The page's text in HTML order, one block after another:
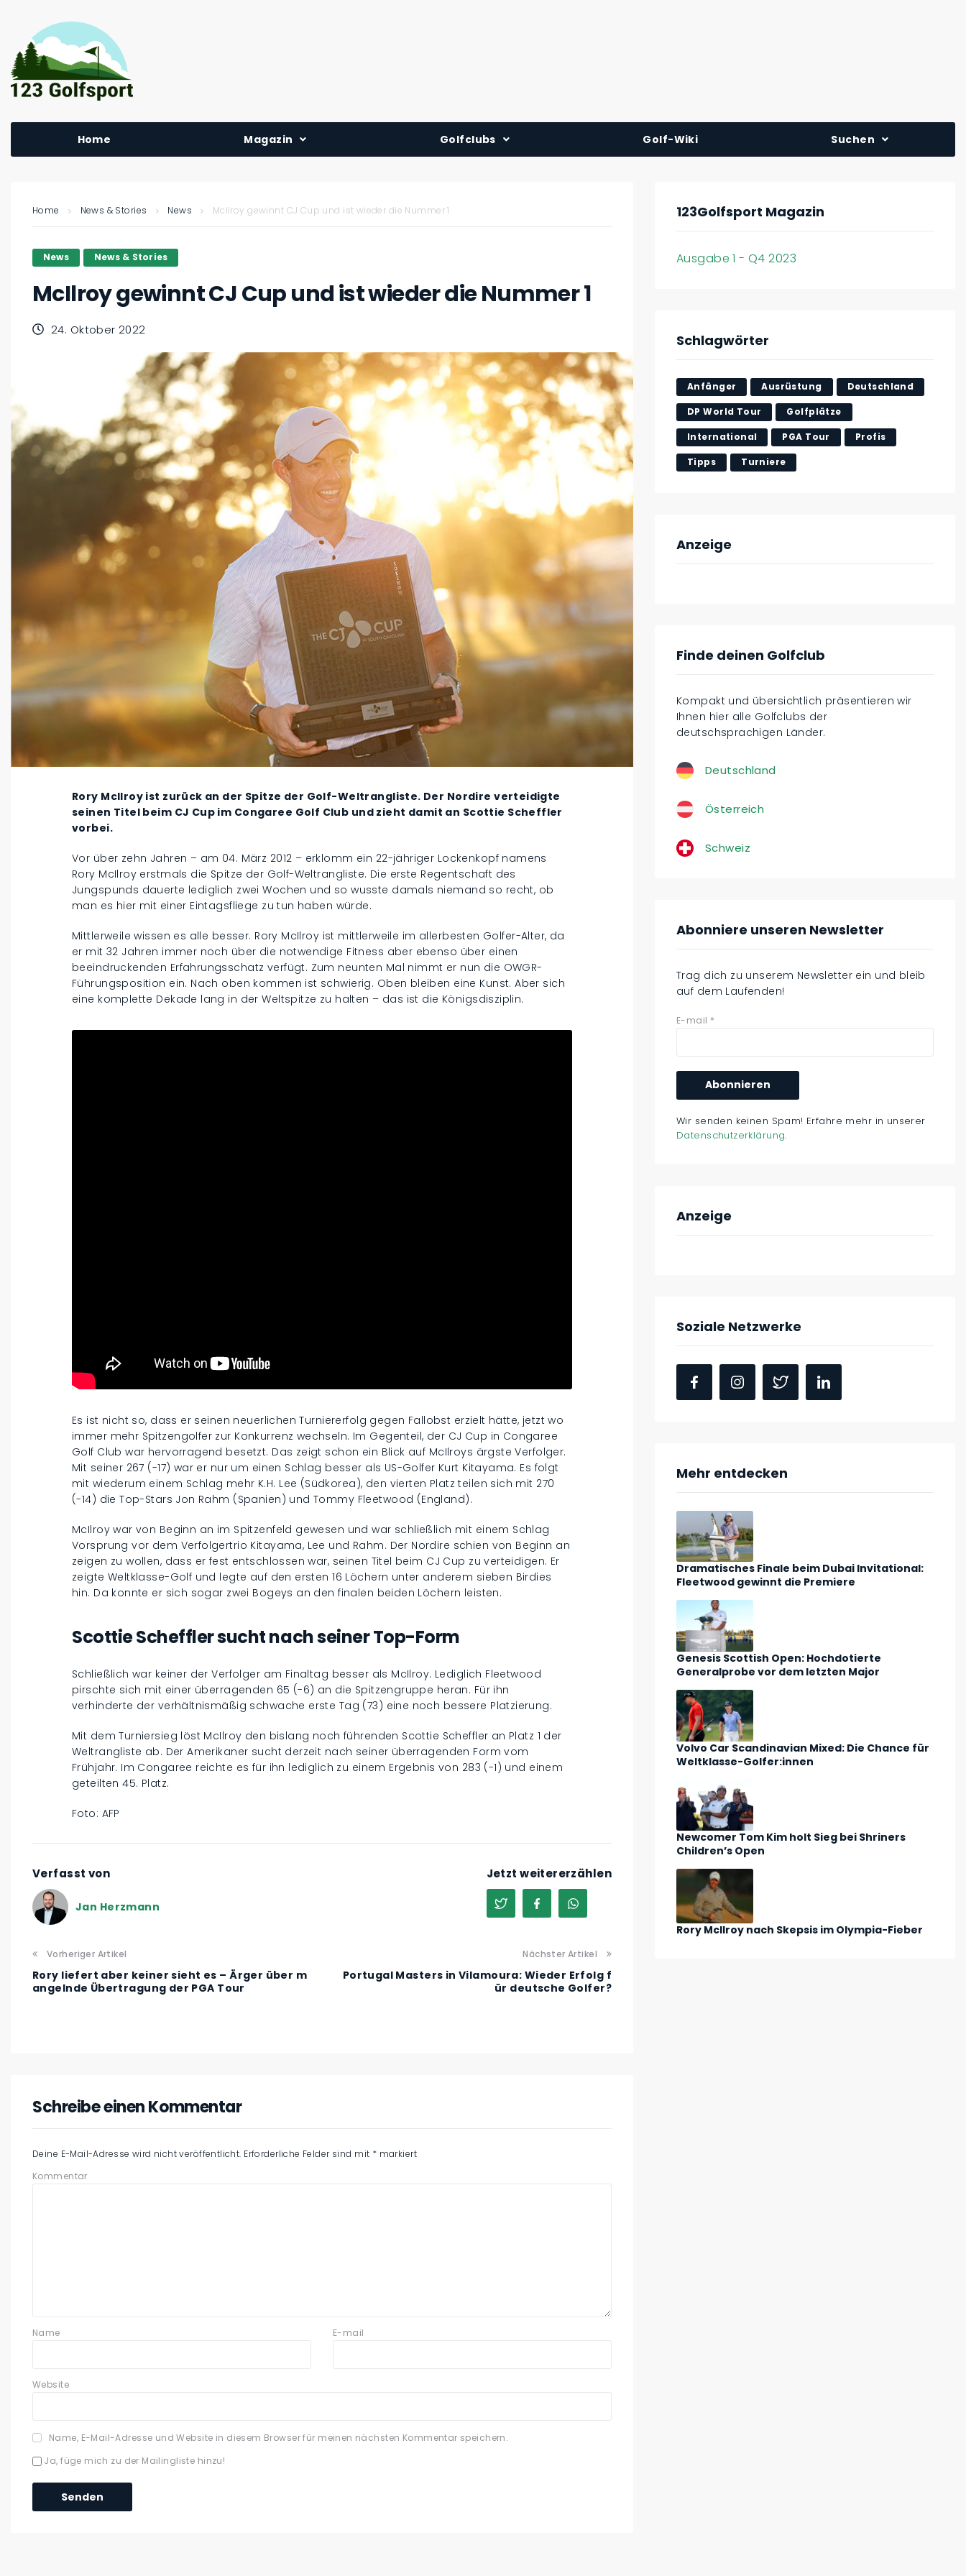
Home Magazin
Golfclubs
Golf-Wiki Suchen
Home News & Stories News McIlroy gewinnt CJ Cup und ist wieder die Nummer 1
News News & Stories
McIlroy gewinnt CJ Cup und ist wieder die Nummer 1
24. Oktober 2022
Rory McIlroy ist zurück an der Spitze der Golf-Weltrangliste. Der Nordire verteidigte
seinen Titel beim CJ Cup im Congaree Golf Club und zieht damit an Scottie Scheffler
vorbei.
Vor über zehn Jahren – am 04. März 2012 – erklomm ein 22-jähriger Lockenkopf namens
Rory McIlroy erstmals die Spitze der Golf-Weltrangliste. Die erste Regentschaft des
Jungspunds dauerte lediglich zwei Wochen und so wusste damals niemand so recht, ob
man es hier mit einer Eintagsfliege zu tun haben würde.
Mittlerweile wissen es alle besser. Rory McIlroy ist mittlerweile im allerbesten Golfer-Alter, da
er mit 32 Jahren immer noch über die notwendige Fitness aber ebenso über einen
beeindruckenden Erfahrungsschatz verfügt. Zum neunten Mal nimmt er nun die OWGR-
Führungsposition ein. Nach oben kommen ist schwierig. Oben bleiben eine Kunst. Aber sich
eine komplette Dekade lang in der Weltspitze zu halten – das ist die Königsdisziplin.
Es ist nicht so, dass er seinen neuerlichen Turniererfolg gegen Fallobst erzielt hätte, jetzt wo
immer mehr Spitzengolfer zur Konkurrenz wechseln. Im Gegenteil, der CJ Cup in Congaree
Golf Club war hervorragend besetzt. Das zeigt schon ein Blick auf McIlroys ärgste Verfolger.
Mit seiner 267 (-17) war er nur um einen Schlag besser als US-Golfer Kurt Kitayama. Es folgt
mit wiederum einem Schlag mehr K.H. Lee (Südkorea), den vierten Platz teilen sich mit 270
(-14) die Top-Stars Jon Rahm (Spanien) und Tommy Fleetwood (England).
McIlroy war von Beginn an im Spitzenfeld gewesen und war schließlich mit einem Schlag
Vorsprung vor dem Verfolgertrio Kitayama, Lee und Rahm. Der Nordire schien von Beginn an
zeigen zu wollen, dass er fest entschlossen war, seinen Titel beim CJ Cup zu verteidigen. Er
zeigte Weltklasse-Golf und legte auf den ersten 16 Löchern unter anderem sieben Birdies
hin. Da konnte er sich sogar zwei Bogeys an den finalen beiden Löchern leisten.
Scottie Scheffler sucht nach seiner Top-Form
Schließlich war keiner der Verfolger am Finaltag besser als McIlroy. Lediglich Fleetwood
pirschte sich mit einer überragenden 65 (-6) an die Spitzengruppe heran. Für ihn
verhinderte der verhältnismäßig schwache erste Tag (73) eine noch bessere Platzierung.
Mit dem Turniersieg löst McIlroy den bislang noch führenden Scottie Scheffler an Platz 1 der
Weltrangliste ab. Der Amerikaner sucht derzeit nach seiner überragenden Form vom
Frühjahr. Im Congaree reichte es für ihn lediglich zu einem Ergebnis von 283 (-1) und einem
geteilten 45. Platz.
Foto: AFP
Verfasst von
Jan Herzmann
Jetzt weitererzählen
Vorheriger Artikel
Rory liefert aber keiner sieht es – Ärger über m
angelnde Übertragung der PGA Tour
Nächster Artikel
Portugal Masters in Vilamoura: Wieder Erfolg f
ür deutsche Golfer?
Schreibe einen Kommentar
Deine E-Mail-Adresse wird nicht veröffentlicht. Erforderliche Felder sind mit * markiert
Kommentar
Name E-mail
Website
Name, E-Mail-Adresse und Website in diesem Browser für meinen nächsten Kommentar speichern.
Ja, füge mich zu der Mailingliste hinzu!
123Golfsport Magazin
Ausgabe 1 - Q4 2023
Schlagwörter
Anfänger Ausrüstung Deutschland
DP World Tour Golfplätze
International PGA Tour Profis
Tipps Turniere
Anzeige
Finde deinen Golfclub
Kompakt und übersichtlich präsentieren wir
Ihnen hier alle Golfclubs der
deutschsprachigen Länder.
Deutschland
Österreich
Schweiz
Abonniere unseren Newsletter
Trag dich zu unserem Newsletter ein und bleib
auf dem Laufenden!
E-mail *
Wir senden keinen Spam! Erfahre mehr in unserer
Datenschutzerklärung.
Anzeige
Soziale Netzwerke
Mehr entdecken
Dramatisches Finale beim Dubai Invitational:
Fleetwood gewinnt die Premiere
Genesis Scottish Open: Hochdotierte
Generalprobe vor dem letzten Major
Volvo Car Scandinavian Mixed: Die Chance für
Weltklasse-Golfer:innen
Newcomer Tom Kim holt Sieg bei Shriners
Children’s Open
Rory McIlroy nach Skepsis im Olympia-Fieber